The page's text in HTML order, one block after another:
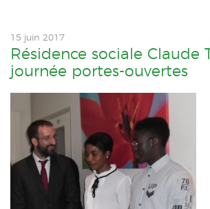
POLITIQUE RH
PROTECTION
INSERTION
CONTACT
15 juin 2017
Résidence sociale Claude
journée portes-ouvertes